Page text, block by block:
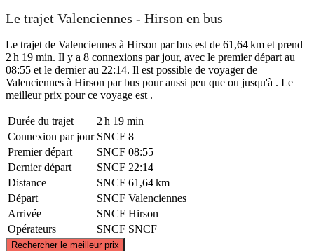
Le trajet Valenciennes - Hirson en bus
Le trajet de Valenciennes à Hirson par bus est de 61,64 km et prend
2 h 19 min. Il y a 8 connexions par jour, avec le premier départ au
08:55 et le dernier au 22:14. Il est possible de voyager de
Valenciennes à Hirson par bus pour aussi peu que ou jusqu'à . Le
meilleur prix pour ce voyage est .
Durée du trajet
2 h 19 min
Connexion par jour SNCF 8
Premier départ
SNCF 08:55
Dernier départ
SNCF 22:14
Distance
SNCF 61,64 km
Départ
SNCF Valenciennes
Arrivée
SNCF Hirson
Opérateurs
SNCF SNCF
Rechercher le meilleur prix